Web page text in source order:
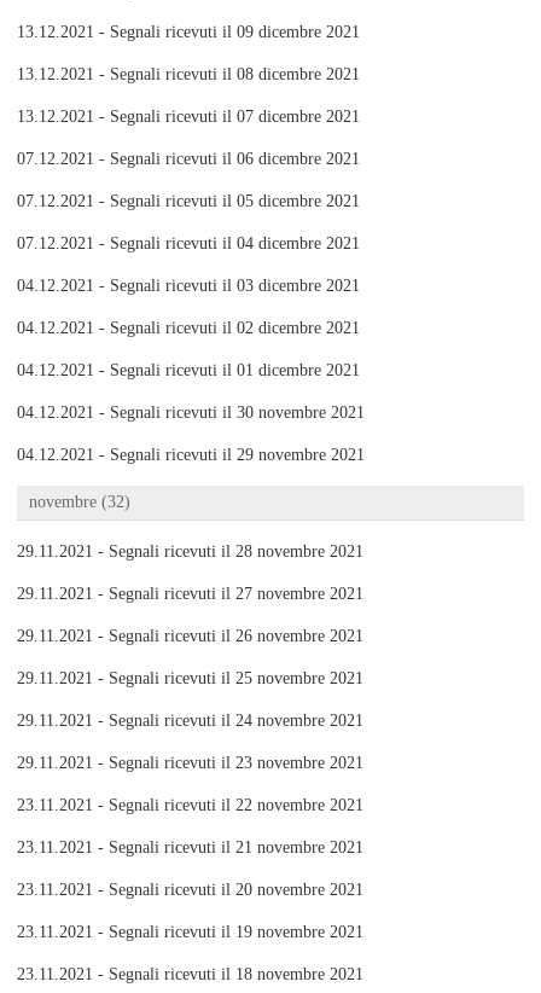
13.12.2021 - Segnali ricevuti il 09 dicembre 2021
13.12.2021 - Segnali ricevuti il 08 dicembre 2021
13.12.2021 - Segnali ricevuti il 07 dicembre 2021
07.12.2021 - Segnali ricevuti il 06 dicembre 2021
07.12.2021 - Segnali ricevuti il 05 dicembre 2021
07.12.2021 - Segnali ricevuti il 04 dicembre 2021
04.12.2021 - Segnali ricevuti il 03 dicembre 2021
04.12.2021 - Segnali ricevuti il 02 dicembre 2021
04.12.2021 - Segnali ricevuti il 01 dicembre 2021
04.12.2021 - Segnali ricevuti il 30 novembre 2021
04.12.2021 - Segnali ricevuti il 29 novembre 2021
novembre (32)
29.11.2021 - Segnali ricevuti il 28 novembre 2021
29.11.2021 - Segnali ricevuti il 27 novembre 2021
29.11.2021 - Segnali ricevuti il 26 novembre 2021
29.11.2021 - Segnali ricevuti il 25 novembre 2021
29.11.2021 - Segnali ricevuti il 24 novembre 2021
29.11.2021 - Segnali ricevuti il 23 novembre 2021
23.11.2021 - Segnali ricevuti il 22 novembre 2021
23.11.2021 - Segnali ricevuti il 21 novembre 2021
23.11.2021 - Segnali ricevuti il 20 novembre 2021
23.11.2021 - Segnali ricevuti il 19 novembre 2021
23.11.2021 - Segnali ricevuti il 18 novembre 2021